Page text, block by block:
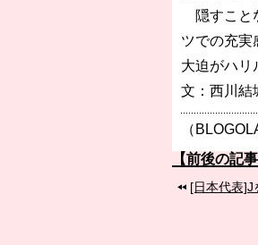
隠すこと
ツでの充実
大迫がハリ
文：西川結
（
【前後の記事
[日本代表]J